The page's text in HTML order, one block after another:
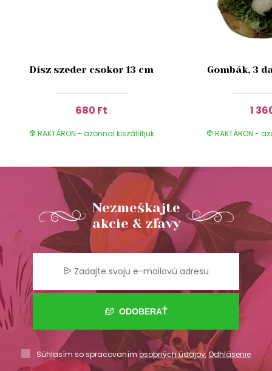
Dísz szeder csokor 13 cm
680 Ft
RAKTÁRON - azonnal kiszállítjuk
Gombák, 3
1
RAKTÁRON -
Nezmeškajte
akcie & zľavy
ODOBERAŤ
Súhlasím so spracovaním osobných údajov,Odhlásenie